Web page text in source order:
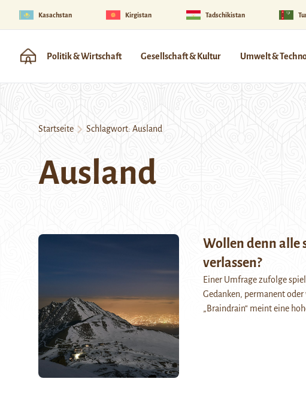
Kasachstan Kirgistan Tadschikistan
Politik & Wirtschaft Gesellschaft & Kultur Umwelt &
Startseite Schlagwort: Ausland
Ausland
Wollen denn alle
verlassen?
Einer Umfrage zufolge
Gedanken, permanent
„Braindrain“ meint eine